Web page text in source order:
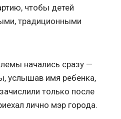
чтобы детей
традиционными
начались сразу —
услышав имя ребенка,
только после
лично мэр города.